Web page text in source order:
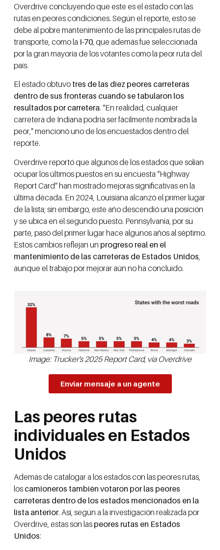
Overdrive concluyendo que este es el estado con las
rutas en peores condiciones. Según el reporte, esto se
debe al pobre mantenimiento de las principales rutas de
transporte, como la I-70 , que además fue seleccionada
por la gran mayoría de los votantes como la peor ruta del
país.
El estado obtuvo tres de las diez peores carreteras
dentro de sus fronteras cuando se tabularon los
resultados por carretera. “En realidad, cualquier
carretera de Indiana podría ser fácilmente nombrada la
peor,” mencionó uno de los encuestados dentro del
reporte.
Overdrive reportó que algunos de los estados que solían
ocupar los últimos puestos en su encuesta “Highway
Report Card” han mostrado mejoras significativas en la
última década. En 2024, Louisiana alcanzó el primer lugar
de la lista; sin embargo, este año descendió una posición
y se ubica en el segundo puesto. Pennsylvania, por su
parte, pasó del primer lugar hace algunos años al séptimo.
Estos cambios reflejan un progreso real en el
mantenimiento de las carreteras de Estados Unidos
aunque el trabajo por mejorar aún no ha concluido.
Image: Trucker's 2025 Report Card, via Overdrive
Enviar mensaje a un agente
Las peores rutas
individuales en Estados
Unidos
Además de catalogar a los estados con las peores rutas,
los camioneros también votaron por las peores
carreteras dentro de los estados mencionados en la
lista anterior. Así, según a la investigación realizada por
Overdrive, estas son las peores rutas en Estados
Unidos: